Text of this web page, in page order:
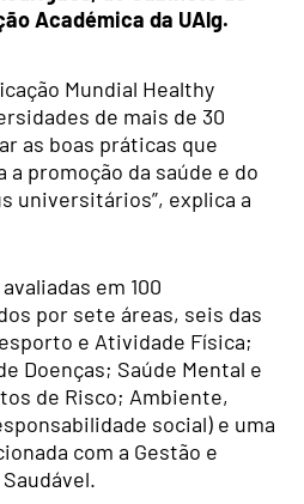
Académica da UAlg.
Mundial Healthy
de mais de 30
as boas práticas que
promoção da saúde e do
universitários”, explica a
em 100
por sete áreas, seis das
e Atividade Física;
Doenças; Saúde Mental e
de Risco; Ambiente,
social) e uma
com a Gestão e